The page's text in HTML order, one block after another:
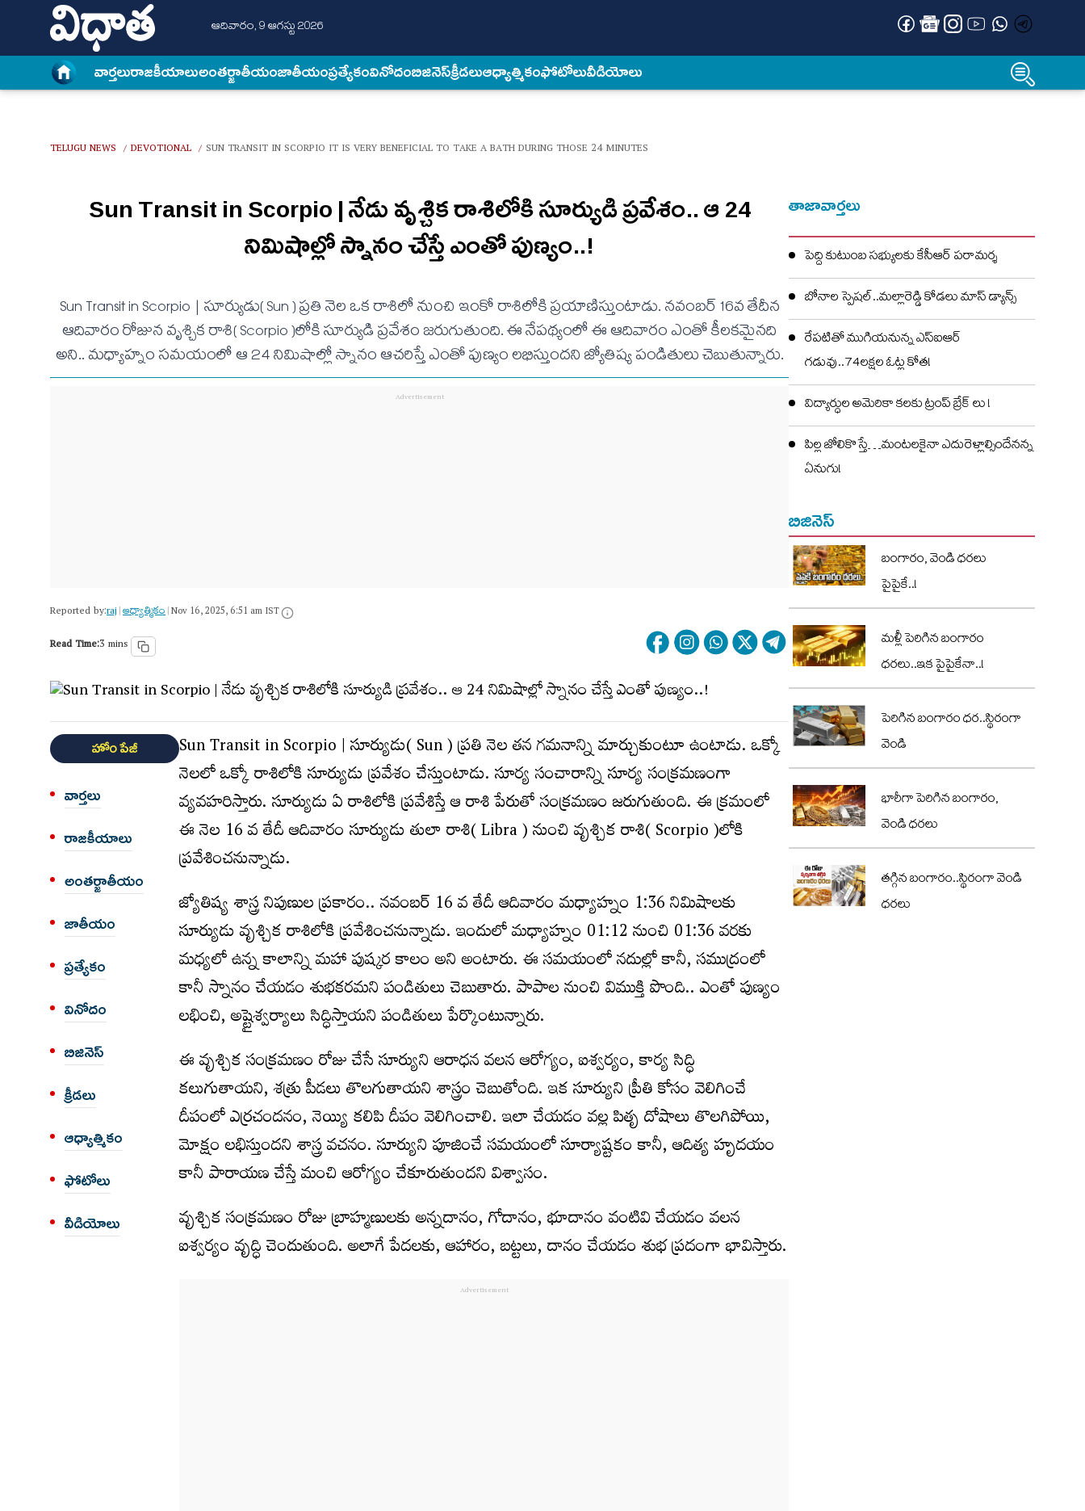
ఆదివారం, 9 ఆగస్టు 2026
వార్త‌లురాజకీయాలుఅంత‌ర్జాతీయంజాతీయంప్రత్యేకంవినోదంబిజినెస్క్రీడలుఆధ్యాత్మికంఫోటోలువీడియోలు
TELUGU NEWS / DEVOTIONAL / SUN TRANSIT IN SCORPIO IT IS VERY BENEFICIAL TO TAKE A BATH DURING THOSE 24 MINUTES
Sun Transit in Scorpio | నేడు వృశ్చిక రాశిలోకి సూర్యుడి ప్ర‌వేశం.. ఆ 24
నిమిషాల్లో స్నానం చేస్తే ఎంతో పుణ్యం..!
Sun Transit in Scorpio | సూర్యుడు( Sun ) ప్ర‌తి నెల ఒక రాశిలో నుంచి ఇంకో రాశిలోకి ప్ర‌యాణిస్తుంటాడు. న‌వంబ‌ర్ 16వ తేదీన
ఆదివారం రోజున వృశ్చిక రాశి( Scorpio )లోకి సూర్యుడి ప్ర‌వేశం జ‌రుగుతుంది. ఈ నేప‌థ్యంలో ఈ ఆదివారం ఎంతో కీల‌క‌మైన‌ది
అని.. మ‌ధ్యాహ్నం స‌మ‌యంలో ఆ 24 నిమిషాల్లో స్నానం ఆచ‌రిస్తే ఎంతో పుణ్యం ల‌భిస్తుంద‌ని జ్యోతిష్య పండితులు చెబుతున్నారు.
Reported by:raj|ఆధ్యాత్మికం|Nov 16, 2025, 6:51 am IST
Read Time:3 mins
హోం పేజీ
వార్త‌లు
రాజకీయాలు
అంత‌ర్జాతీయం
జాతీయం
ప్రత్యేకం
వినోదం
బిజినెస్
క్రీడలు
ఆధ్యాత్మికం
ఫోటోలు
వీడియోలు
Sun Transit in Scorpio | సూర్యుడు( Sun ) ప్రతి నెల తన గమనాన్ని మార్చుకుంటూ ఉంటాడు. ఒక్కో
నెలలో ఒక్కో రాశిలోకి సూర్యుడు ప్ర‌వేశం చేస్తుంటాడు. సూర్య సంచారాన్ని సూర్య సంక్రమణంగా
వ్యవహరిస్తారు. సూర్యుడు ఏ రాశిలోకి ప్రవేశిస్తే ఆ రాశి పేరుతో సంక్రమణం జరుగుతుంది. ఈ క్రమంలో
ఈ నెల 16 వ తేదీ ఆదివారం సూర్యుడు తులా రాశి( Libra ) నుంచి వృశ్చిక రాశి( Scorpio )లోకి
ప్రవేశించనున్నాడు.
జ్యోతిష్య శాస్త్ర నిపుణుల ప్ర‌కారం.. నవంబర్ 16 వ తేదీ ఆదివారం మధ్యాహ్నం 1:36 నిమిషాలకు
సూర్యుడు వృశ్చిక రాశిలోకి ప్రవేశించనున్నాడు. ఇందులో మధ్యాహ్నం 01:12 నుంచి 01:36 వరకు
మధ్యలో ఉన్న కాలాన్ని మహా పుష్కర కాలం అని అంటారు. ఈ సమయంలో నదుల్లో కానీ, సముద్రంలో
కానీ స్నానం చేయడం శుభకరమని పండితులు చెబుతారు. పాపాల నుంచి విముక్తి పొంది.. ఎంతో పుణ్యం
ల‌భించి, అష్టైశ్వ‌ర్యాలు సిద్ధిస్తాయ‌ని పండితులు పేర్కొంటున్నారు.
ఈ వృశ్చిక సంక్రమణం రోజు చేసే సూర్యుని ఆరాధన వలన ఆరోగ్యం, ఐశ్వర్యం, కార్య సిద్ధి
కలుగుతాయని, శత్రు పీడలు తొలగుతాయని శాస్త్రం చెబుతోంది. ఇక సూర్యుని ప్రీతి కోసం వెలిగించే
దీపంలో ఎర్రచందనం, నెయ్యి కలిపి దీపం వెలిగించాలి. ఇలా చేయడం వల్ల పితృ దోషాలు తొలగిపోయి,
మోక్షం లభిస్తుందని శాస్త్ర వచనం. సూర్యుని పూజించే సమయంలో సూర్యాష్టకం కానీ, ఆదిత్య హృదయం
కానీ పారాయణ చేస్తే మంచి ఆరోగ్యం చేకూరుతుందని విశ్వాసం.
వృశ్చిక సంక్రమణం రోజు బ్రాహ్మణులకు అన్నదానం, గోదానం, భూదానం వంటివి చేయడం వలన
ఐశ్వర్యం వృద్ధి చెందుతుంది. అలాగే పేదలకు, ఆహారం, బట్టలు, దానం చేయడం శుభ ప్రదంగా భావిస్తారు.
తాజావార్తలు
పెద్ది కుటుంబ సభ్యులకు కేసీఆర్ పరామర్శ
బోనాల స్పెషల్..మల్లారెడ్డి కోడలు మాస్ డ్యాన్స్
రేపటితో ముగియనున్న ఎస్‌ఐఆర్
గడువు..74లక్షల ఓట్ల కోత!
విద్యార్ధుల అమెరికా కలకు ట్రంప్ బ్రేక్ లు !
పిల్ల జోలికొస్తే…మంటలకైనా ఎదురెళ్లాల్సిందేనన్న
ఏనుగు!
బిజినెస్
బంగారం, వెండి ధరలు
పైపైకే..!
మళ్లీ పెరిగిన బంగారం
ధరలు..ఇక పైపైకేనా..!
పెరిగిన బంగారం ధర..స్థిరంగా
వెండి
భారీగా పెరిగిన బంగారం,
వెండి ధరలు
తగ్గిన బంగారం..స్థిరంగా వెండి
ధరలు